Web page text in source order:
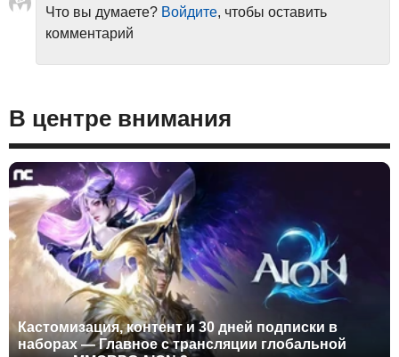
Что вы думаете? Войдите, чтобы оставить
комментарий
В центре внимания
Кастомизация, контент и 30 дней подписки в
наборах — Главное с трансляции глобальной